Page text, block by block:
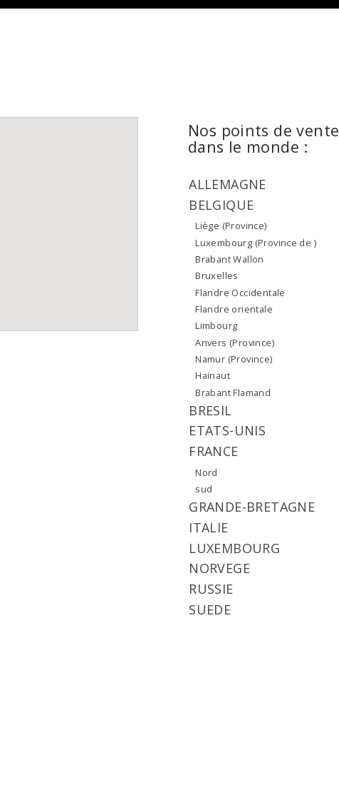
Nos points de vente
dans le monde :
ALLEMAGNE
BELGIQUE
Liège (Province)
Luxembourg (Province de )
Brabant Wallon
Bruxelles
Flandre Occidentale
Flandre orientale
Limbourg
Anvers (Province)
Namur (Province)
Hainaut
Brabant Flamand
BRESIL
ETATS-UNIS
FRANCE
Nord
sud
GRANDE-BRETAGNE
ITALIE
LUXEMBOURG
NORVEGE
RUSSIE
SUEDE